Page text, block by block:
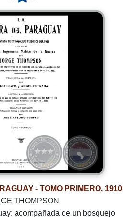
- TOMO PRIMERO, 1910
THOMPSON
acompañada de un bosquejo